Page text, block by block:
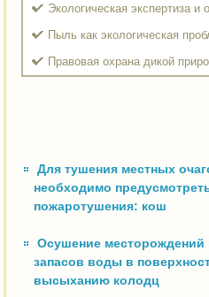
Экологическая экспертиза и
Пыль как экологическая
Правовая охрана дикой
Для тушения местных
необходимо
пожаротушения: кош
Осушение
запасов воды в
высыханию колодц